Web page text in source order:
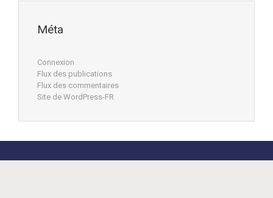
Méta
Connexion
Flux des publications
Flux des commentaires
Site de WordPress-FR